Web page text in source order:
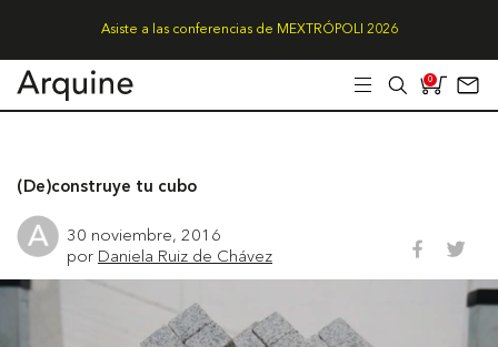
Asiste a las conferencias de MEXTRÓPOLI 2026
0
(De)construye tu cubo
30 noviembre, 2016
por Daniela Ruiz de Chávez